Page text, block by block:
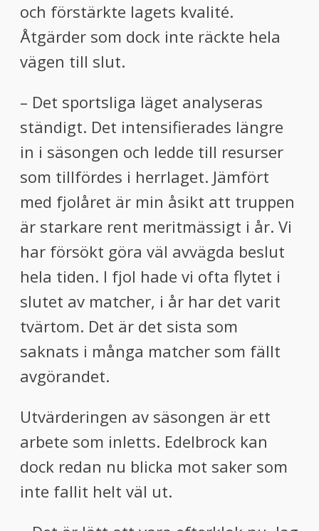
och förstärkte lagets kvalité.
Åtgärder som dock inte räckte hela
vägen till slut.
– Det sportsliga läget analyseras
ständigt. Det intensifierades längre
in i säsongen och ledde till resurser
som tillfördes i herrlaget. Jämfört
med fjolåret är min åsikt att truppen
är starkare rent meritmässigt i år. Vi
har försökt göra väl avvägda beslut
hela tiden. I fjol hade vi ofta flytet i
slutet av matcher, i år har det varit
tvärtom. Det är det sista som
saknats i många matcher som fällt
avgörandet.
Utvärderingen av säsongen är ett
arbete som inletts. Edelbrock kan
dock redan nu blicka mot saker som
inte fallit helt väl ut.